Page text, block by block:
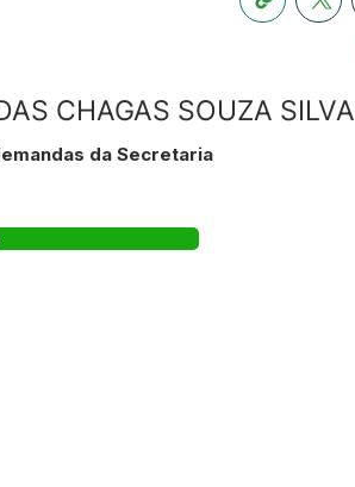
CHAGAS SOUZA SILVA
da Secretaria